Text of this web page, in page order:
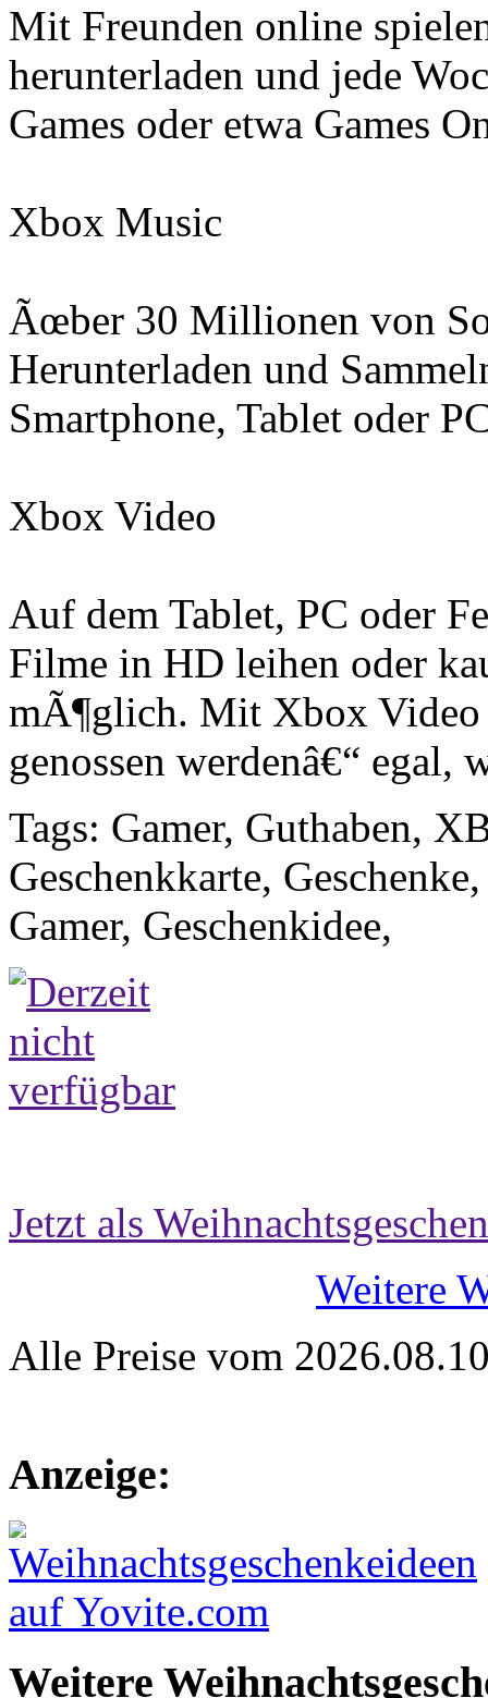
Mit Freunden online
herunterladen und jede
Games oder etwa Games
Xbox Music
Ãœber 30 Millionen von
Herunterladen und
Smartphone, Tablet oder
Xbox Video
Auf dem Tablet, PC oder
Filme in HD leihen oder
mÃ¶glich. Mit Xbox
genossen werdenâ€“ egal,
Tags: Gamer, Guthaben,
Geschenkkarte,
Gamer, Geschenkidee,
Jetzt als
Weitere
Alle Preise vom
Anzeige:
Weitere